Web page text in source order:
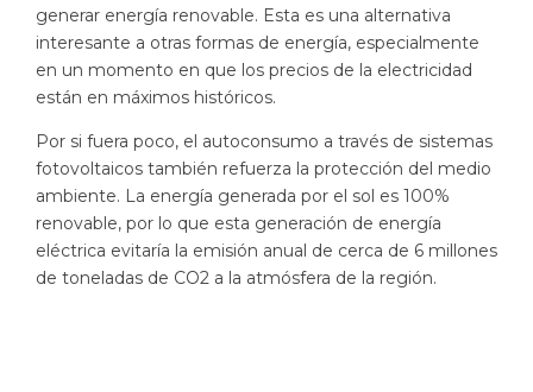
generar energía renovable. Esta es una alternativa
interesante a otras formas de energía, especialmente
en un momento en que los precios de la electricidad
están en máximos históricos.
Por si fuera poco, el autoconsumo a través de sistemas
fotovoltaicos también refuerza la protección del medio
ambiente. La energía generada por el sol es 100%
renovable, por lo que esta generación de energía
eléctrica evitaría la emisión anual de cerca de 6 millones
de toneladas de CO2 a la atmósfera de la región.